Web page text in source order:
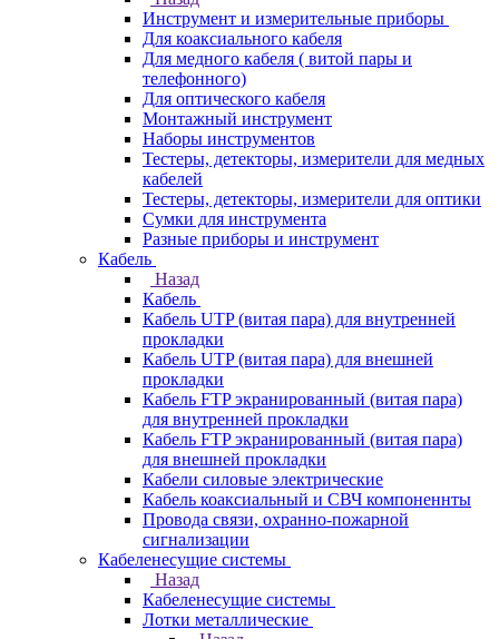
Инструмент и измерительные приборы
Для коаксиального кабеля
Для медного кабеля ( витой пары и
телефонного)
Для оптического кабеля
Монтажный инструмент
Наборы инструментов
Тестеры, детекторы, измерители для медных
кабелей
Тестеры, детекторы, измерители для оптики
Сумки для инструмента
Разные приборы и инструмент
Кабель
Назад
Кабель
Кабель UTP (витая пара) для внутренней
прокладки
Кабель UTP (витая пара) для внешней
прокладки
Кабель FTP экранированный (витая пара)
для внутренней прокладки
Кабель FTP экранированный (витая пара)
для внешней прокладки
Кабели силовые электрические
Кабель коаксиальный и СВЧ компоненнты
Провода связи, охранно-пожарной
сигнализации
Кабеленесущие системы
Назад
Кабеленесущие системы
Лотки металлические